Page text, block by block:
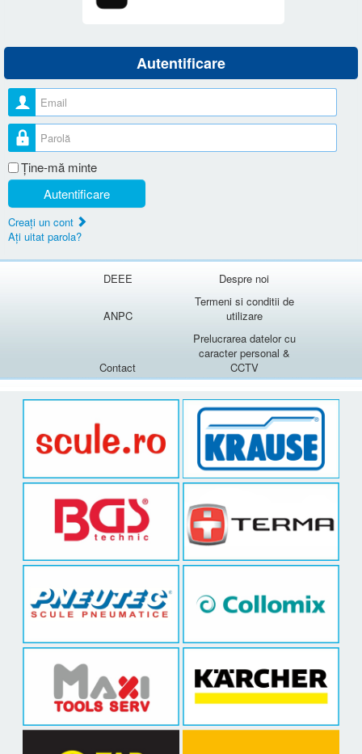
Autentificare
Nume utilizator
Parolă
Ţine-mă minte
Autentificare
Creaţi un cont
Aţi uitat parola?
DEEE Despre noi
ANPC
Termeni si conditii de
utilizare
Contact
Prelucrarea datelor cu
caracter personal &
CCTV